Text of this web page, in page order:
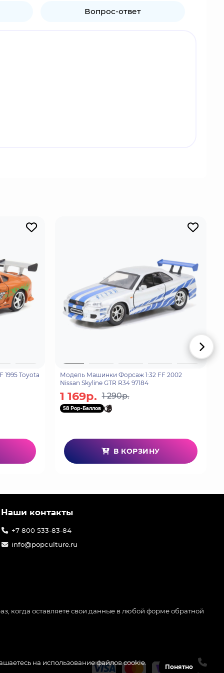
Вопрос-ответ
Toyota
Модель Машинки Форсаж 1:32 FF 2002
Nissan Skyline GTR R34 97184
1 169р. 1 290р.
58 Pop-Баллов
В КОРЗИНУ
на использование файлов cookie.
Понятно
Наши контакты
+7 800 533-83-84
info@popculture.ru
когда оставляете свои данные в любой форме обратной